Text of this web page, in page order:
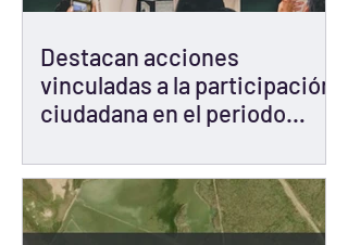
Destacan acciones
vinculadas a la participación
ciudadana en el periodo
del Sistema Estatal y
MunicipalAnticorrupción